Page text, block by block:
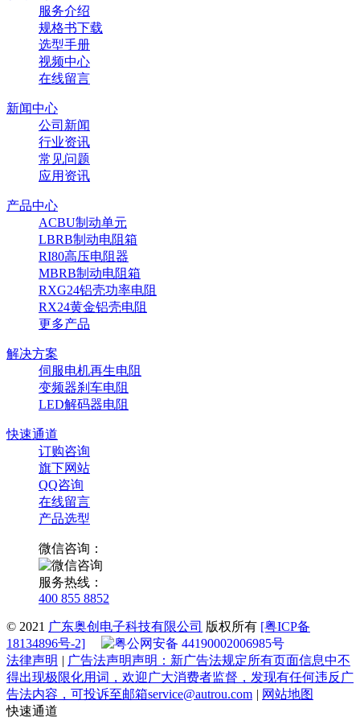
服务介绍
规格书下载
选型手册
视频中心
在线留言
新闻中心
公司新闻
行业资讯
常见问题
应用资讯
产品中心
ACBU制动单元
LBRB制动电阻箱
RI80高压电阻器
MBRB制动电阻箱
RXG24铝壳功率电阻
RX24黄金铝壳电阻
更多产品
解决方案
伺服电机再生电阻
变频器刹车电阻
LED解码器电阻
快速通道
订购咨询
旗下网站
QQ咨询
在线留言
产品选型
微信咨询：
服务热线：
400 855 8852
© 2021 广东奥创电子科技有限公司 版权所有 [粤ICP备
18134896号-2]
粤公网安备 44190002006985号
法律声明 | 广告法声明声明：新广告法规定所有页面信息中不
得出现极限化用词，欢迎广大消费者监督，发现有任何违反广
告法内容，可投诉至邮箱service@autrou.com | 网站地图
快速通道